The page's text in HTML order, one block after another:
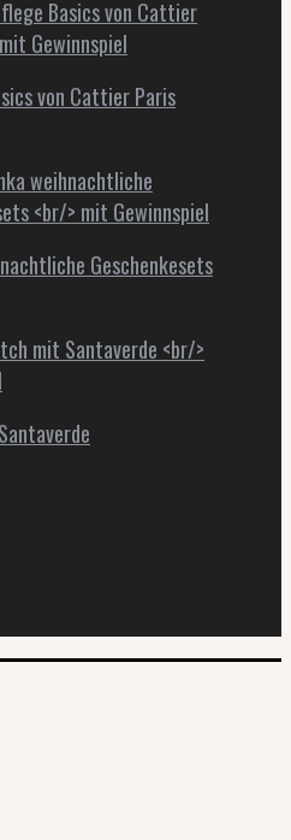
von Cattier Paris
Geschenkesets